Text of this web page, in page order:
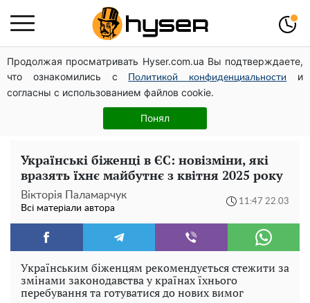
Продолжая просматривать Hyser.com.ua Вы подтверждаете,
что ознакомились с
Политикой конфиденциальности
и
согласны с использованием файлов cookie.
Понял
Олена Тополя злив відео – це далеко не все: фронтмен
"Антитіла" Тарас Тополя став наступним
Весь секрет в одній таблетці аспірину: рецепт хрумкої
та соковитої капусти на зиму. Навіть п'яти банок вам
Українські біженці в ЄС: новізміни, які
вразять їхнє майбутнє з квітня 2025 року
Вікторія Паламарчук
Всі матеріали автора
11:47 22.03
Українським біженцям рекомендується стежити за
змінами законодавства у країнах їхнього
перебування та готуватися до нових вимог